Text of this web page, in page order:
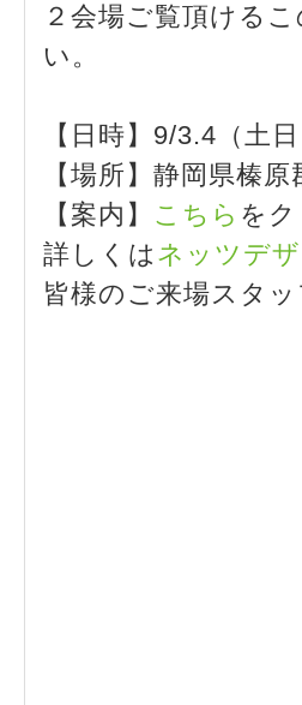
２会場ご覧頂ける
い。
【日時】9/3.4（土
【場所】静岡県榛
【案内】 こちら をク
詳しくは ネッツデ
皆様のご来場スタ